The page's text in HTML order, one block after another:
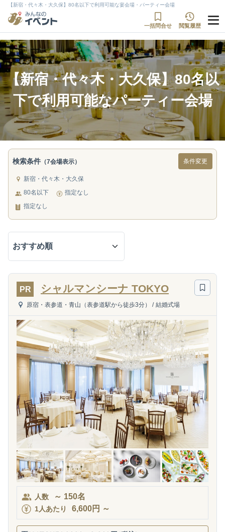
【新宿・代々木・大久保】80名以下で利用可能な宴会場・パーティー会場
一括問合せ 閲覧履歴
【新宿・代々木・大久保】80名以
下で利用可能なパーティー会場
検索条件 （7会場表示） 条件変更
新宿・代々木・大久保
80名以下
指定なし
指定なし
PR シャルマンシーナ TOKYO
原宿・表参道・青山（表参道駅から徒歩3分） / 結婚式場
人数 ～ 150名
1人あたり 6,600円 ～